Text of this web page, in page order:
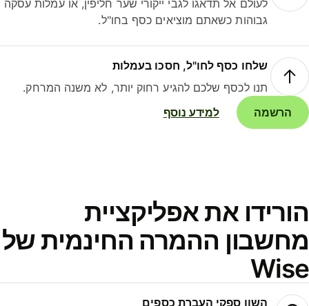
לעולם אל תדאגו לגבי ייקורי שער חליפין, או עמלות עסקה
גבוהות כשאתם מוציאים כסף בחו"ל.
שלחו כסף לחו"ל, חסכו בעמלות
תנו לכסף שלכם להגיע רחוק יותר, לא משנה המרחק.
הרשמה
למידע נוסף
את אפליקציית
ההמרה החינמית של
השוו ספקי העברת כספים